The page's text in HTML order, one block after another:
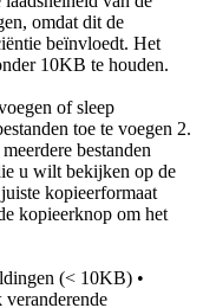
omdat dit de
beïnvloedt. Het
10KB te houden.
of sleep
toe te voegen 2.
bestanden
u wilt bekijken op de
kopieerformaat
kopieerknop om het
(< 10KB) •